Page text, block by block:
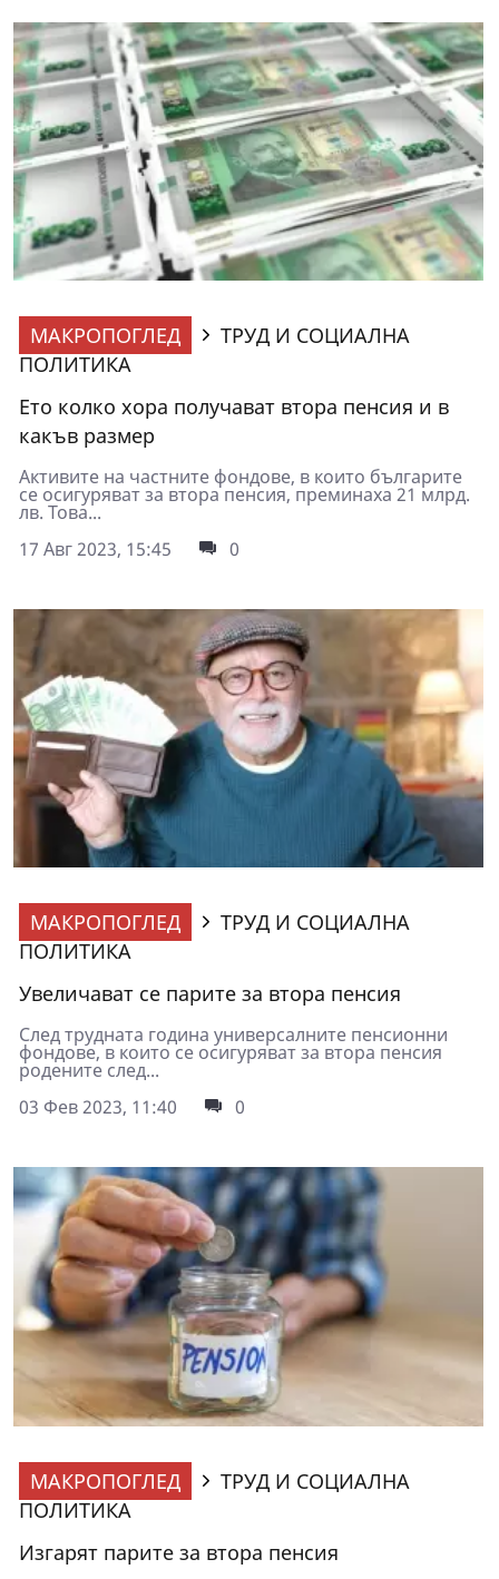
МАКРОПОГЛЕД
ТРУД И СОЦИАЛНА
ПОЛИТИКА
Ето колко хора получават втора пенсия и в
какъв размер
Активите на частните фондове, в които българите
се осигуряват за втора пенсия, преминаха 21 млрд.
лв. Това...
17 Авг 2023, 15:45
0
МАКРОПОГЛЕД
ТРУД И СОЦИАЛНА
ПОЛИТИКА
Увеличават се парите за втора пенсия
След трудната година универсалните пенсионни
фондове, в които се осигуряват за втора пенсия
родените след...
03 Фев 2023, 11:40
0
МАКРОПОГЛЕД
ТРУД И СОЦИАЛНА
ПОЛИТИКА
Изгарят парите за втора пенсия